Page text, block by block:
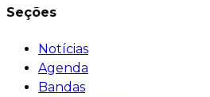
Seções
Notícias
Agenda
Bandas